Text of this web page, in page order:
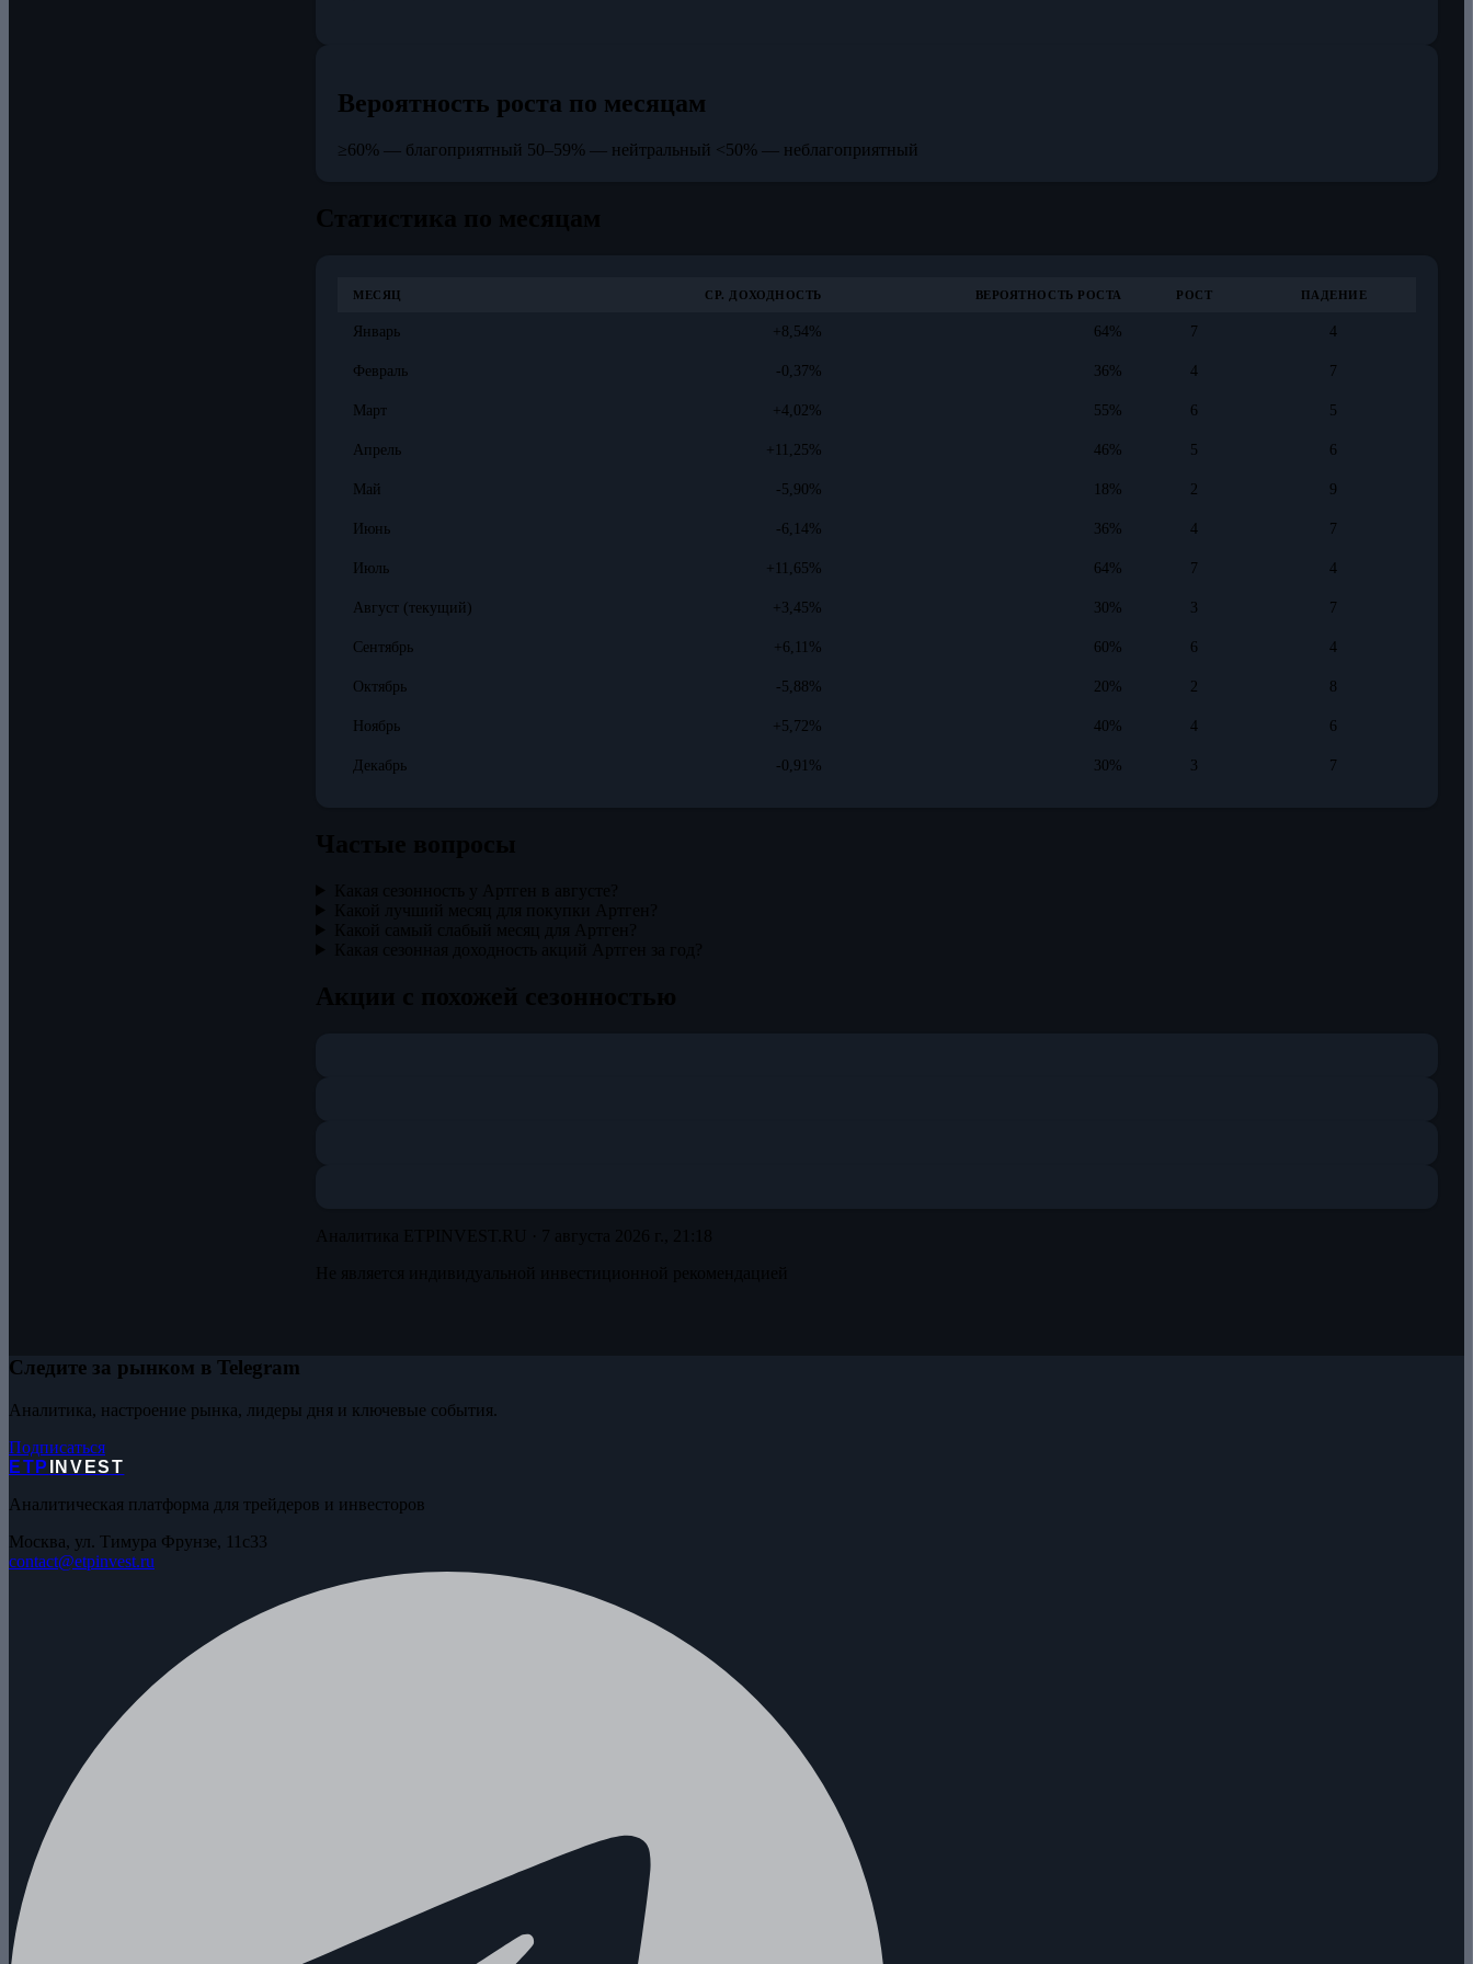
Вероятность роста по месяцам
≥60% — благоприятный 50–59% — нейтральный <50% — неблагоприятный
МЕСЯЦ СР. ДОХОДНОСТЬ ВЕРОЯТНОСТЬ РОСТА РОСТ ПАДЕНИЕ
Январь +8,54% 64% 7 4
Февраль -0,37% 36% 4 7
Март +4,02% 55% 6 5
Апрель +11,25% 46% 5 6
Май -5,90% 18% 2 9
Июнь -6,14% 36% 4 7
Июль +11,65% 64% 7 4
Август (текущий) +3,45% 30% 3 7
Сентябрь +6,11% 60% 6 4
Октябрь -5,88% 20% 2 8
Ноябрь +5,72% 40% 4 6
Декабрь -0,91% 30% 3 7
Следите за рынком в Telegram
Аналитика, настроение рынка, лидеры дня и ключевые события.
Подписаться
ETP
INVEST
Аналитическая платформа для трейдеров и инвесторов
Москва, ул. Тимура Фрунзе, 11с33
contact@etpinvest.ru